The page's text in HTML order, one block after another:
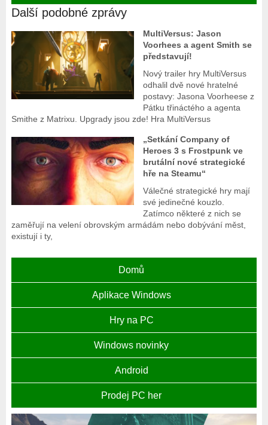
Další podobné zprávy
MultiVersus: Jason
Voorhees a agent Smith se
představují!
Nový trailer hry MultiVersus
odhalil dvě nové hratelné
postavy: Jasona Voorheese z
Pátku třináctého a agenta
Smithe z Matrixu. Upgrady jsou zde! Hra MultiVersus
„Setkání Company of
Heroes 3 s Frostpunk ve
brutální nové strategické
hře na Steamu“
Válečné strategické hry mají
své jedinečné kouzlo.
Zatímco některé z nich se
zaměřují na velení obrovským armádám nebo dobývání měst,
existují i ty,
Domů
Aplikace Windows
Hry na PC
Windows novinky
Android
Prodej PC her